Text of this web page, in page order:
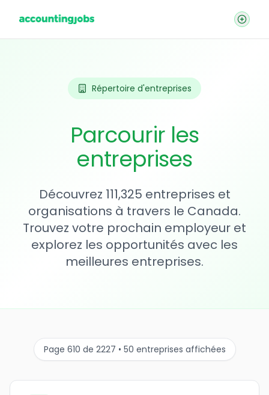
Répertoire d'entreprises
Parcourir les
entreprises
Découvrez 111,325 entreprises et
organisations à travers le Canada.
Trouvez votre prochain employeur et
explorez les opportunités avec les
meilleures entreprises.
Page 610 de 2227 • 50 entreprises affichées